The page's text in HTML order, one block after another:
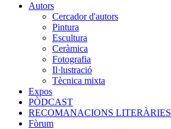
Autors
Cercador d'autors
Pintura
Escultura
Ceràmica
Fotografia
Il·lustració
Tècnica mixta
Expos
PÒDCAST
RECOMANACIONS LITERÀRIES
Fòrum